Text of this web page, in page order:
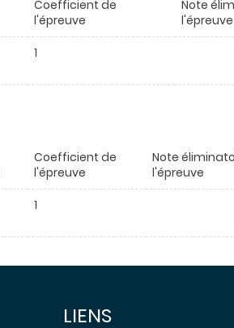
Coefficient de
l'épreuve
Note
l'épreuve
1
Coefficient de
l'épreuve
Note
l'épreuve
1
LIENS